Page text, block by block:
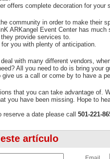
offers complete decoration for your
community in order to make their
ARKangel Event Center has
provide services to.
you with plenty of anticipation.
with many different vendors,
All you need to do is bring your
give us a call or come by to have a
that you can take advantage of.
you have been missing. Hope to
reserve a date please call 501-221-
artículo